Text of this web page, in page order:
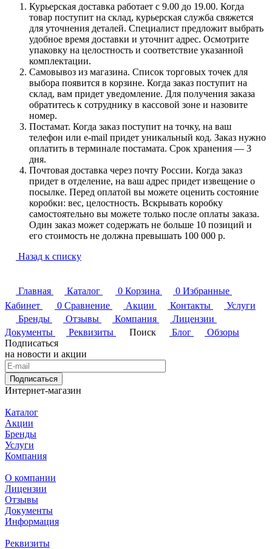
Курьерская доставка работает с 9.00 до 19.00. Когда
товар поступит на склад, курьерская служба свяжется
для уточнения деталей. Специалист предложит выбрать
удобное время доставки и уточнит адрес. Осмотрите
упаковку на целостность и соответствие указанной
комплектации.
Самовывоз из магазина. Список торговых точек для
выбора появится в корзине. Когда заказ поступит на
склад, вам придет уведомление. Для получения заказа
обратитесь к сотруднику в кассовой зоне и назовите
номер.
Постамат. Когда заказ поступит на точку, на ваш
телефон или e-mail придет уникальный код. Заказ нужно
оплатить в терминале постамата. Срок хранения — 3
дня.
Почтовая доставка через почту России. Когда заказ
придет в отделение, на ваш адрес придет извещение о
посылке. Перед оплатой вы можете оценить состояние
коробки: вес, целостность. Вскрывать коробку
самостоятельно вы можете только после оплаты заказа.
Один заказ может содержать не больше 10 позиций и
его стоимость не должна превышать 100 000 р.
Назад к списку
Главная Каталог 0 Корзина 0 Избранные
Кабинет
0 Сравнение Акции Контакты
Услуги
Бренды
Отзывы Компания
Лицензии
Документы
Реквизиты Поиск Блог
Обзоры
Подписаться
на новости и акции
Подписаться
Интернет-магазин
Каталог
Акции
Бренды
Услуги
Компания
О компании
Лицензии
Отзывы
Документы
Информация
Реквизиты